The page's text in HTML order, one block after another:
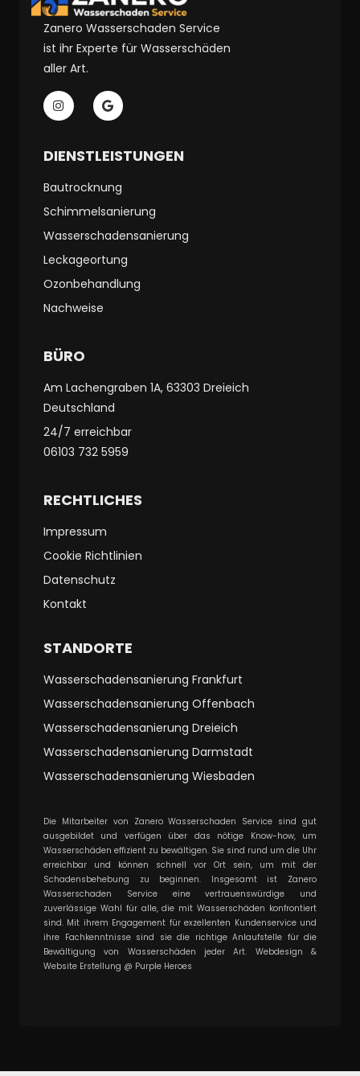
Zanero Wasserschaden Service
ist ihr Experte für Wasserschäden
aller Art.
DIENSTLEISTUNGEN
Bautrocknung
Schimmelsanierung
Wasserschadensanierung
Leckageortung
Ozonbehandlung
Nachweise
BÜRO
Am Lachengraben 1A, 63303 Dreieich
Deutschland
24/7 erreichbar
06103 732 5959
RECHTLICHES
Impressum
Cookie Richtlinien
Datenschutz
Kontakt
STANDORTE
Wasserschadensanierung Frankfurt
Wasserschadensanierung Offenbach
Wasserschadensanierung Dreieich
Wasserschadensanierung Darmstadt
Wasserschadensanierung Wiesbaden
Die Mitarbeiter von Zanero Wasserschaden Service sind gut
ausgebildet und verfügen über das nötige Know-how, um
Wasserschäden effizient zu bewältigen. Sie sind rund um die Uhr
erreichbar und können schnell vor Ort sein, um mit der
Schadensbehebung zu beginnen. Insgesamt ist Zanero
Wasserschaden Service eine vertrauenswürdige und
zuverlässige Wahl für alle, die mit Wasserschäden konfrontiert
sind. Mit ihrem Engagement für exzellenten Kundenservice und
ihre Fachkenntnisse sind sie die richtige Anlaufstelle für die
Bewältigung von Wasserschäden jeder Art. Webdesign &
Website Erstellung @ Purple Heroes